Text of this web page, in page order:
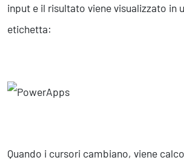
input e il risultato viene visualizzato in
etichetta:
Quando i cursori cambiano, viene